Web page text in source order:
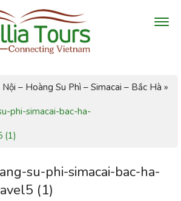
– Hoàng Su Phì – Simacai – Bắc Hà »
phi-simacai-bac-ha-
(1)
su-phi-simacai-bac-ha-
(1)